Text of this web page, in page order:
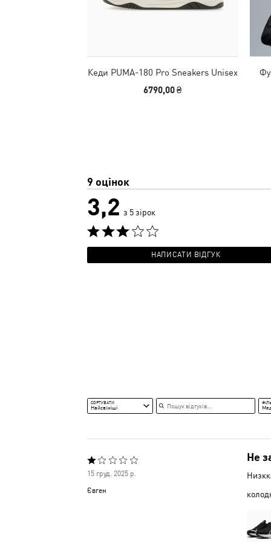
Кеди PUMA-180 Pro Sneakers Unisex
6790,00 ₴
9 оцінок
3,2 з 5 зірок
НАПИСАТИ ВІДГУК
СОРТУВАТИ
Найсвіжіші
Пошук відгуків
Оцінено
15 груд. 2025 р.
Євген
Не